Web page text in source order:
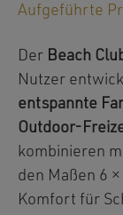
Aufgeführte
Der Beach
Nutzer
entspannte
Outdoor-
kombinieren
den Maßen 6
Komfort für